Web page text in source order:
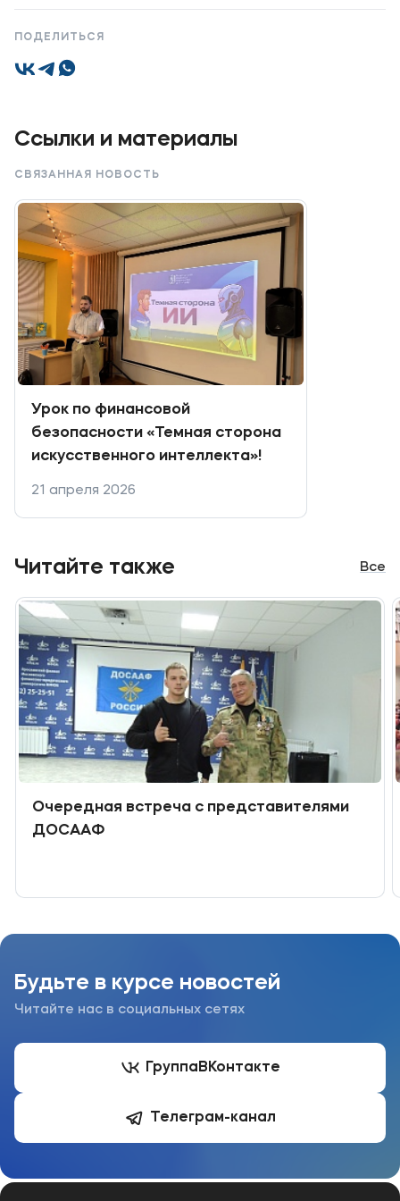
ПОДЕЛИТЬСЯ
Ссылки и материалы
СВЯЗАННАЯ НОВОСТЬ
Урок по финансовой
безопасности «Темная сторона
искусственного интеллекта»!
21 апреля 2026
Читайте также Все
Очередная встреча с представителями
ДОСААФ
Будьте в курсе новостей
Читайте нас в социальных сетях
Группа ВКонтакте
Телеграм-канал